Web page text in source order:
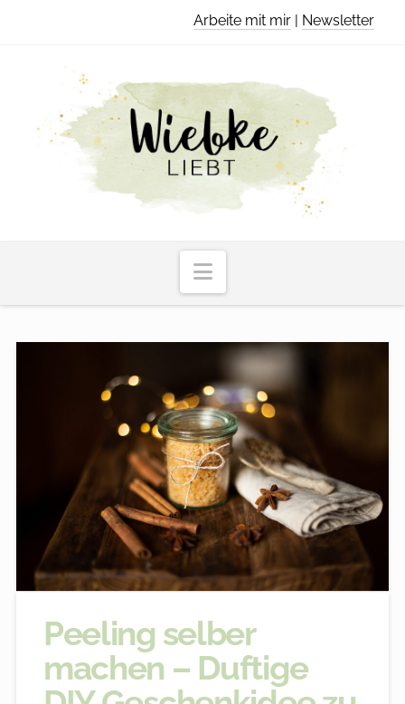
Arbeite mit mir | Newsletter
Navigation
Peeling selber
machen – Duftige